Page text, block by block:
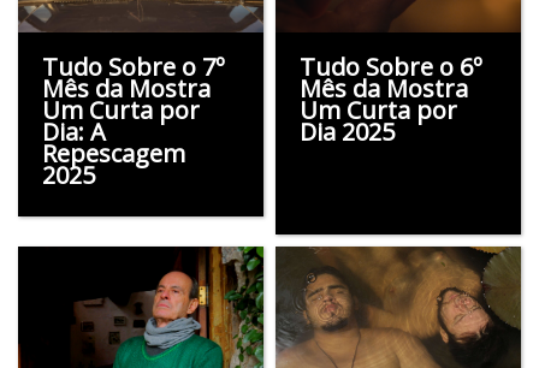
Tudo Sobre o 7º
Mês da Mostra
Um Curta por
Dia: A
Repescagem
2025
Tudo Sobre o 6º
Mês da Mostra
Um Curta por
Dia 2025